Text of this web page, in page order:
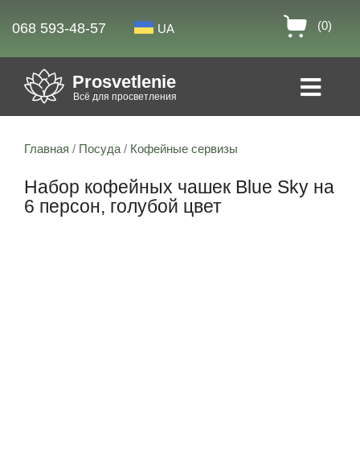
068 593-48-57 UA (0)
Prosvetlenie
Всё для просветления
Главная / Посуда / Кофейные сервизы
Набор кофейных чашек Blue Sky на
6 персон, голубой цвет